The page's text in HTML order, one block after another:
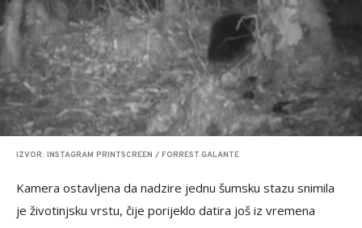
IZVOR: INSTAGRAM PRINTSCREEN / FORREST.GALANTE
Kamera ostavljena da nadzire jednu šumsku stazu snimila
je životinjsku vrstu, čije porijeklo datira još iz vremena